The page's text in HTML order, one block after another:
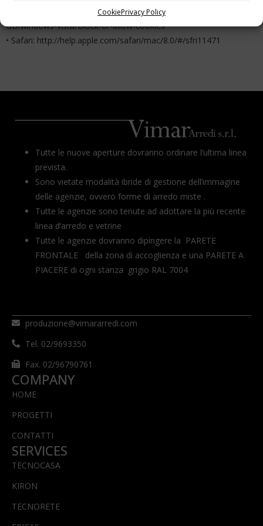
CookiePrivacy Policy
• Internet Explorer: http://windows.microsoft.com/en-
GB/windows-vista/Block-or-allow-cookies
• Safari: http://help.apple.com/safari/mac/8.0/#/sfri11471
Tutte le nuove aperture dovranno ordinare l’ultima linea
prevista.
Sono vietate modalità ibride di gestione dell’immagine
delle agenzie, ovvero forme di arredo miste .
Tutte le agenzie sono tenute ad adottare la più recente
linea d’arredo e vetrine
Tutte le agenzie dovranno dipingere la PARETE
FRONTALE della zona di accoglienza e una PARETE A
PIACERE di ogni stanza grigio RAL 7004
produzione@vimararredi.com
Tel. 02/9693350
Fax. 02/96790761
COMPANY
HOME
PROGETTI
CONTATTI
SERVICES
TECNOCASA
KIRON
TECNORETE